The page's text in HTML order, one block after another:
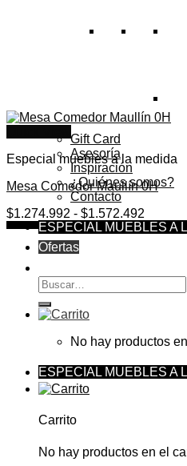
Gift Card
Asesoría
Inspiración
¿Quiénes somos?
Contacto
ESPECIAL MUEBLES A
Ofertas
Buscar
por:
No hay productos
ESPECIAL MUEBLES A
Carrito
No hay productos en el
Especial muebles a la medida
Mesa Comedor Maullín 0H
$1.274.992 - $1.572.492
de